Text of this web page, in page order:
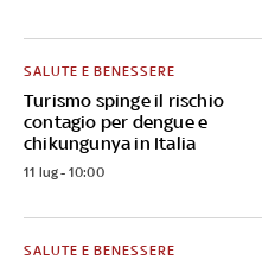
Turismo spinge il rischio
contagio per dengue e
chikungunya in Italia
SALUTE E BENESSERE
11 lug - 10:00
SALUTE E BENESSERE